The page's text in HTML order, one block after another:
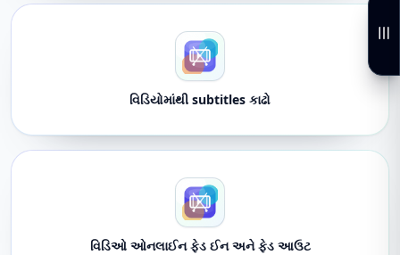
વિડિયોમાંથી subtitles કાઢો
વિડિઓ ઓનલાઈન ફેડ ઈન અને ફેડ આઉટ